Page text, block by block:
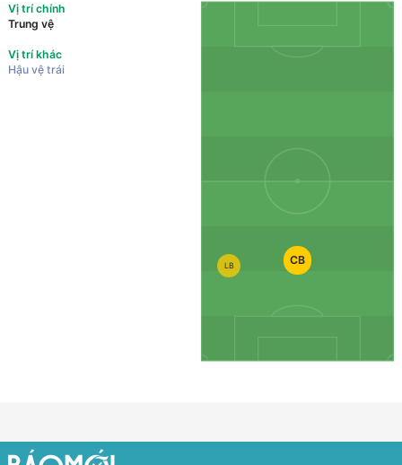
Vị trí chính
Trung vệ
Vị trí khác
Hậu vệ trái
CB
LB